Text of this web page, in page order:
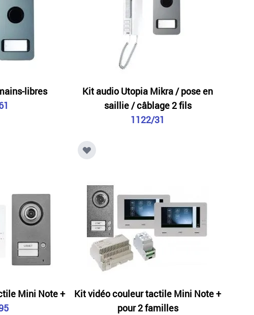
libres
Kit audio Utopia Mikra / pose en
saillie / câblage 2 fils
1122/31
Mini Note +
Kit vidéo couleur tactile Mini Note +
pour 2 familles